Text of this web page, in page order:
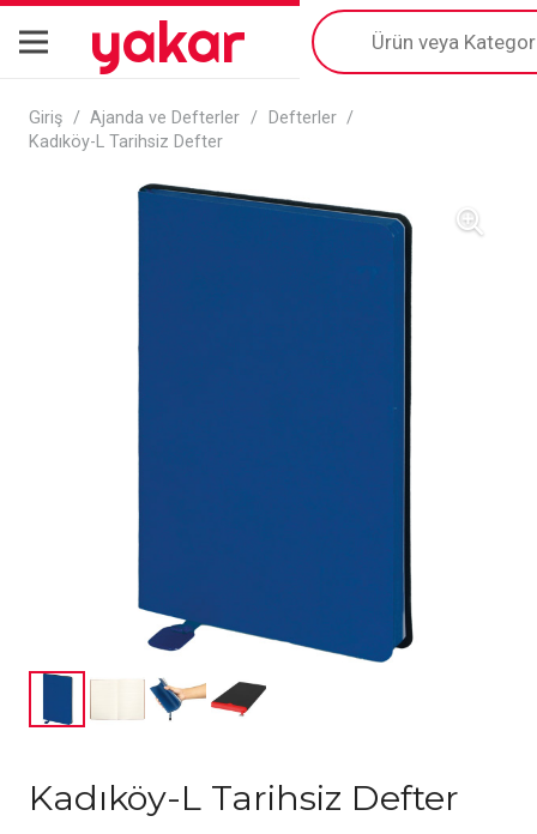
yakar
Products
search
Giriş / Ajanda ve Defterler / Defterler /
Kadıköy-L Tarihsiz Defter
Kadıköy-L Tarihsiz Defter